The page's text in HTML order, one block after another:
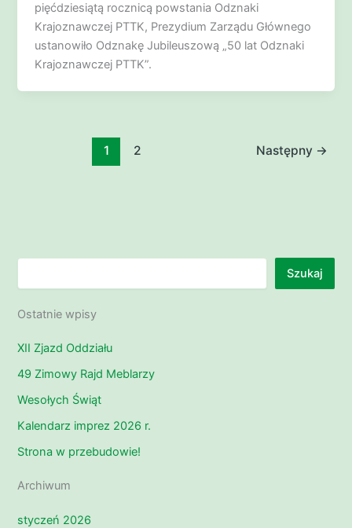
pięćdziesiątą rocznicą powstania Odznaki
Krajoznawczej PTTK, Prezydium Zarządu Głównego
ustanowiło Odznakę Jubileuszową „50 lat Odznaki
Krajoznawczej PTTK”.
1 2 Następny →
Szukaj
Ostatnie wpisy
XII Zjazd Oddziału
49 Zimowy Rajd Meblarzy
Wesołych Świąt
Kalendarz imprez 2026 r.
Strona w przebudowie!
Archiwum
styczeń 2026